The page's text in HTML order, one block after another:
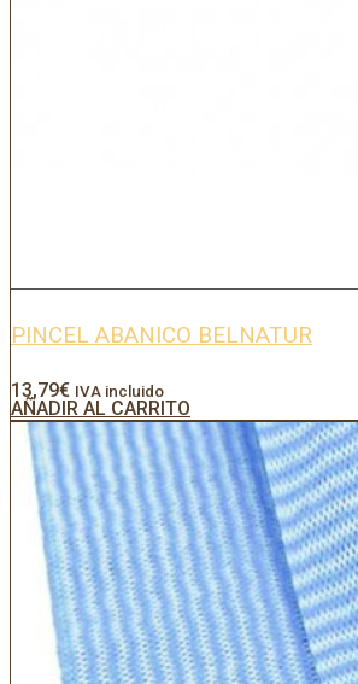
PINCEL ABANICO BELNATUR
13,79€ IVA incluido
AÑADIR AL CARRITO